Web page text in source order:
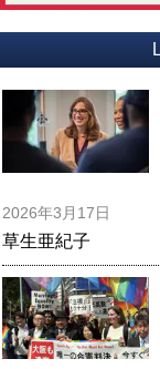
2026年3月17日
草生亜紀子